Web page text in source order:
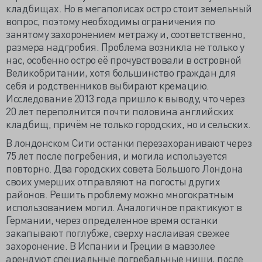
кладбищах. Но в мегаполисах остро стоит земельный
вопрос, поэтому необходимы ограничения по
занятому захоронением метражу и, соответственно,
размера надгробия. Проблема возникла не только у
нас, особенно остро её прочувствовали в островной
Великобритании, хотя большинство граждан для
себя и родственников выбирают кремацию.
Исследование 2013 года пришло к выводу, что через
20 лет переполнится почти половина английских
кладбищ, причём не только городских, но и сельских.
В лондонском Сити останки перезахоранивают через
75 лет после погребения, и могила используется
повторно. Два городских совета Большого Лондона
своих умерших отправляют на погосты других
районов. Решить проблему можно многократным
использованием могил. Аналогичное практикуют в
Германии, через определенное время останки
закапывают поглубже, сверху наслаивая свежее
захоронение. В Испании и Греции в мавзолее
арендуют специальные погребальные ниши, после